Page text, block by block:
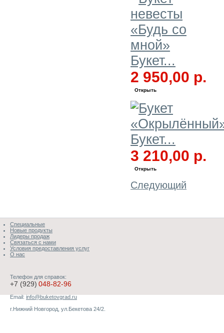
Букет...
2 950,00 р.
Открыть
Букет...
3 210,00 р.
Открыть
Следующий
Специальные
Новые продукты
Лидеры продаж
Связаться с нами
Условия предоставления услуг
О нас
Телефон для справок:
+7 (929) 048-82-96
Email:info@buketovgrad.ru
г.Нижний Новгород, ул.Бекетова 24/2.